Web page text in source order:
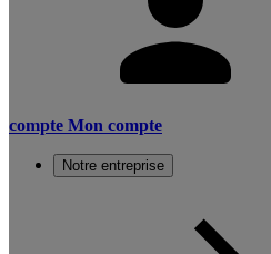
compte Mon compte
Notre entreprise